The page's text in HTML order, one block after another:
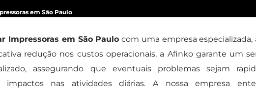
em São Paulo
Impressoras em São Paulo com uma empresa especializada,
redução nos custos operacionais, a Afinko garante um
assegurando que eventuais problemas sejam
impactos nas atividades diárias. A nossa empresa